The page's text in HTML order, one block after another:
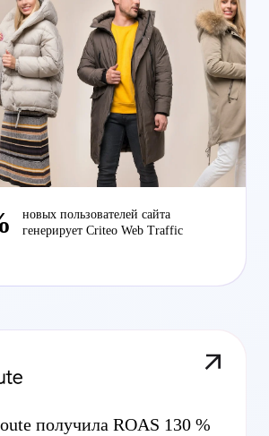
новых пользователей сайта
генерирует Criteo Web Traffic
получила ROAS 130 %